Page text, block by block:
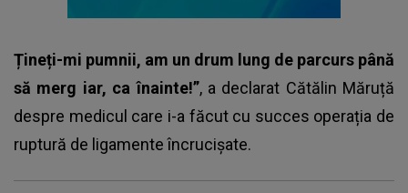
Țineți-mi pumnii, am un drum lung de parcurs până
să merg iar, ca înainte!”, a declarat Cătălin Măruță
despre medicul care i-a făcut cu succes operația de
ruptură de ligamente încrucișate.